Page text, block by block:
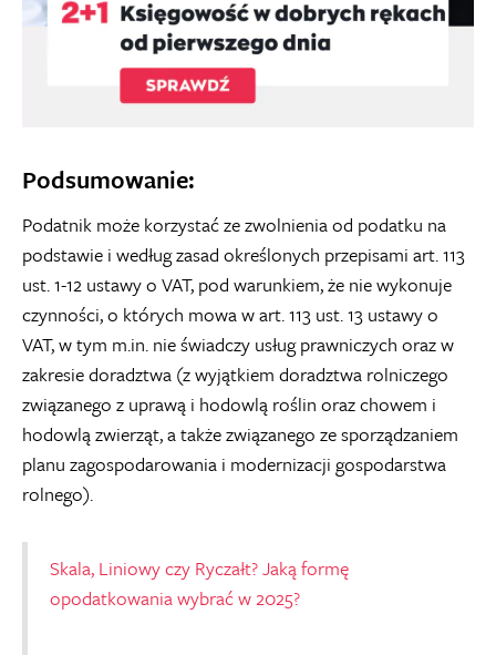
Podsumowanie:
Podatnik może korzystać ze zwolnienia od podatku na
podstawie i według zasad określonych przepisami art. 113
ust. 1-12 ustawy o VAT, pod warunkiem, że nie wykonuje
czynności, o których mowa w art. 113 ust. 13 ustawy o
VAT, w tym m.in. nie świadczy usług prawniczych oraz w
zakresie doradztwa (z wyjątkiem doradztwa rolniczego
związanego z uprawą i hodowlą roślin oraz chowem i
hodowlą zwierząt, a także związanego ze sporządzaniem
planu zagospodarowania i modernizacji gospodarstwa
rolnego).
Skala, Liniowy czy Ryczałt? Jaką formę
opodatkowania wybrać w 2025?